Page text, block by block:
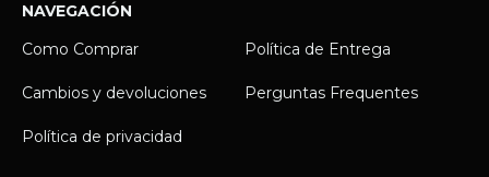
NAVEGACIÓN
Como Comprar
Política de Entrega
Cambios y devoluciones Perguntas Frequentes
Política de privacidad